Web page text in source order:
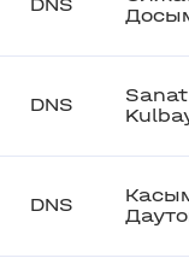
DNS
DNS
Sanat
DNS